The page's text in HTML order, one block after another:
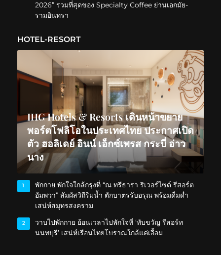
2026” รวมที่สุดของ Specialty Coffee ย่านเอกมัย-
รามอินทรา
HOTEL-RESORT
IHG Hotels & Resorts เดินหน้าขยาย
พอร์ตโฟลิโอในประเทศไทย ประกาศเปิด
ตัว ฮอลิเดย์ อินน์ เอ็กซ์เพรส กระบี่ อ่าว
นาง
1
พักกาย พักใจใกล้กรุงที่ “ณ ทรีธารา ริเวอร์ไซด์ รีสอร์ต
อัมพวา” สัมผัสวิถีริมน้ำ ตักบาตรรับอรุณ พร้อมดื่มด่ำ
เสน่ห์สมุทรสงคราม
2
วาบไปพักกาย ย้อนเวลาไปพักใจที่ ‘ทับขวัญ รีสอร์ท
นนทบุรี’ เสน่ห์เรือนไทยโบราณใกล้แค่เอื้อม